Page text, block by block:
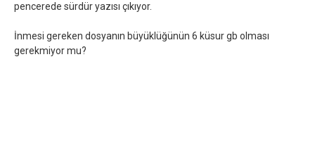
pencerede sürdür yazısı çıkıyor.
İnmesi gereken dosyanın büyüklüğünün 6 küsur gb olması
gerekmiyor mu?